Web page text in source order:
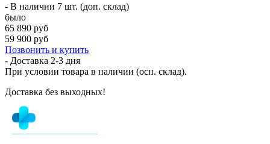
- В наличии 7 шт. (доп. склад)
было
65 890 руб
59 900 руб
Позвонить и купить
- Доставка 2-3 дня
При условии товара в наличии (осн. склад).
Доставка без выходных!